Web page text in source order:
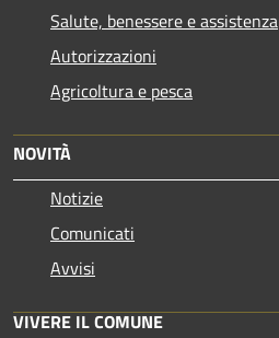
Salute, benessere e assistenza
Autorizzazioni
Agricoltura e pesca
NOVITÀ
Notizie
Comunicati
Avvisi
VIVERE IL COMUNE